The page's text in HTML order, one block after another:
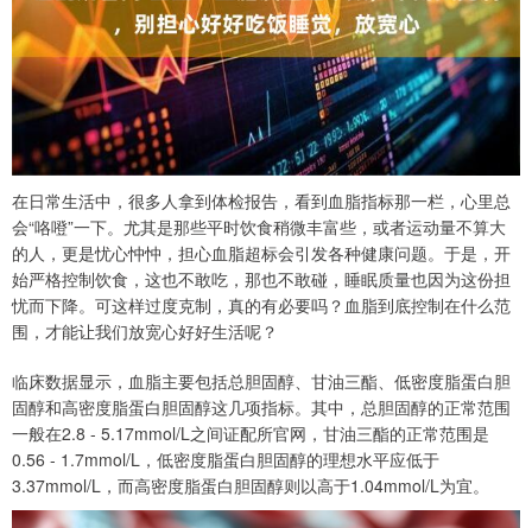
在日常生活中，很多人拿到体检报告，看到血脂指标那一栏，心里总
会“咯噔”一下。尤其是那些平时饮食稍微丰富些，或者运动量不算大
的人，更是忧心忡忡，担心血脂超标会引发各种健康问题。于是，开
始严格控制饮食，这也不敢吃，那也不敢碰，睡眠质量也因为这份担
忧而下降。可这样过度克制，真的有必要吗？血脂到底控制在什么范
围，才能让我们放宽心好好生活呢？
临床数据显示，血脂主要包括总胆固醇、甘油三酯、低密度脂蛋白胆
固醇和高密度脂蛋白胆固醇这几项指标。其中，总胆固醇的正常范围
一般在2.8 - 5.17mmol/L之间证配所官网，甘油三酯的正常范围是
0.56 - 1.7mmol/L，低密度脂蛋白胆固醇的理想水平应低于
3.37mmol/L，而高密度脂蛋白胆固醇则以高于1.04mmol/L为宜。